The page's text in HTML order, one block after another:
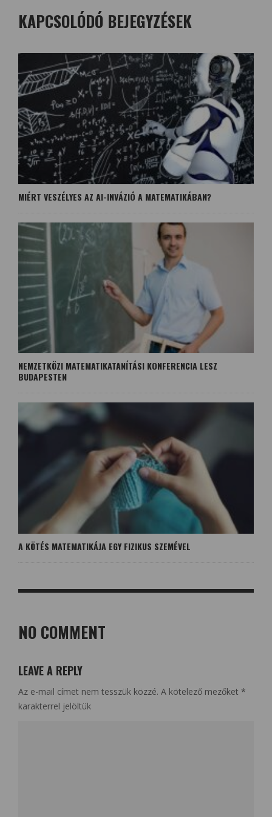
KAPCSOLÓDÓ BEJEGYZÉSEK
MIÉRT VESZÉLYES AZ AI-INVÁZIÓ A MATEMATIKÁBAN?
NEMZETKÖZI MATEMATIKATANÍTÁSI KONFERENCIA LESZ
BUDAPESTEN
A KÖTÉS MATEMATIKÁJA EGY FIZIKUS SZEMÉVEL
NO COMMENT
LEAVE A REPLY
Az e-mail címet nem tesszük közzé. A kötelező mezőket *
karakterrel jelöltük